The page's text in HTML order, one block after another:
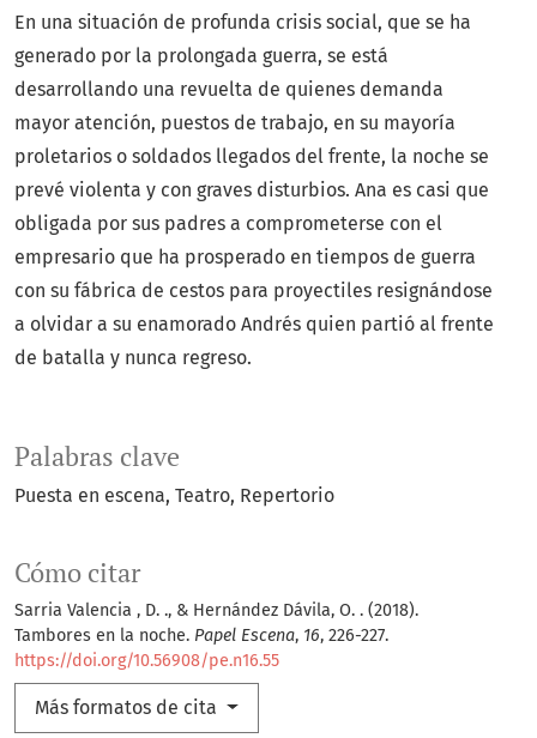
Palabras clave
Puesta en escena Teatro Repertorio
Cómo citar
Sarria Valencia , D. ., & Hernández Dávila, O. . (2018).
Tambores en la noche. Papel Escena, 16, 226-227.
https://doi.org/10.56908/pe.n16.55
Más formatos de cita
En una situación de profunda crisis social, que se ha
generado por la prolongada guerra, se está
desarrollando una revuelta de quienes demanda
mayor atención, puestos de trabajo, en su mayoría
proletarios o soldados llegados del frente, la noche se
prevé violenta y con graves disturbios. Ana es casi que
obligada por sus padres a comprometerse con el
empresario que ha prosperado en tiempos de guerra
con su fábrica de cestos para proyectiles resignándose
a olvidar a su enamorado Andrés quien partió al frente
de batalla y nunca regreso.